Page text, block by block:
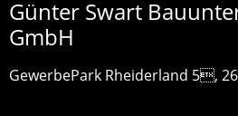
Günter Swart
GmbH
GewerbePark Rheiderland 5,